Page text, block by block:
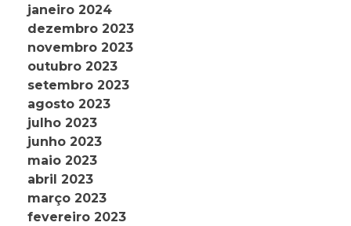
janeiro 2024
dezembro 2023
novembro 2023
outubro 2023
setembro 2023
agosto 2023
julho 2023
junho 2023
maio 2023
abril 2023
março 2023
fevereiro 2023